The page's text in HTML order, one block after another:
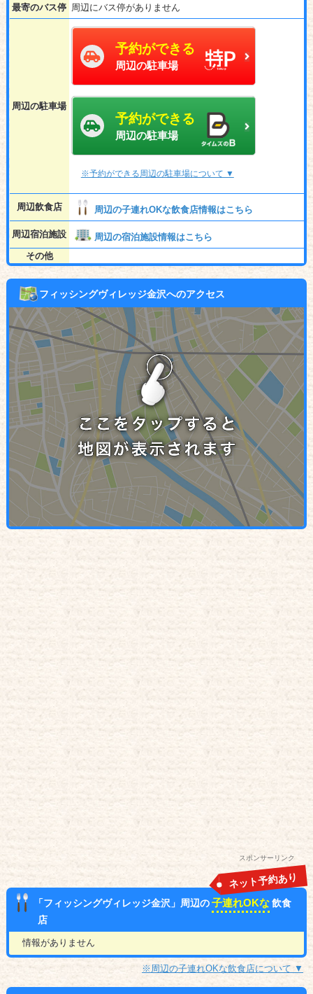
最寄のバス停 周辺にバス停がありません
周辺の駐車場
予約ができる
周辺の駐車場
予約ができる
周辺の駐車場
※予約ができる周辺の駐車場について ▼
周辺飲食店 周辺の子連れOKな飲食店情報はこちら
周辺宿泊施設
周辺の宿泊施設情報はこちら
その他
フィッシングヴィレッジ金沢へのアクセス
スポンサーリンク
「フィッシングヴィレッジ金沢」周辺の子連れOKな 飲食
店
ネット予約あり
情報がありません
※周辺の子連れOKな飲食店について ▼